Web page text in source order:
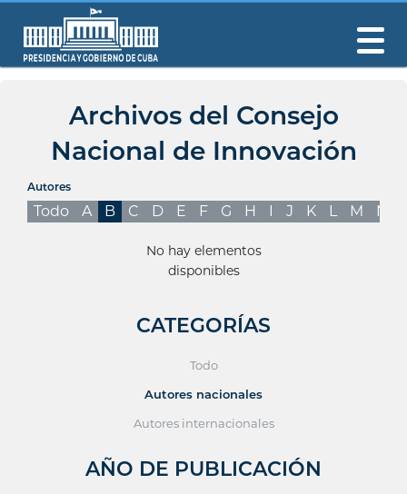
Archivos del Consejo
Nacional de Innovación
Autores
Todo A B C D E F G H I J K L M N
No hay elementos
disponibles
CATEGORÍAS
Todo
Autores nacionales
Autores internacionales
AÑO DE PUBLICACIÓN